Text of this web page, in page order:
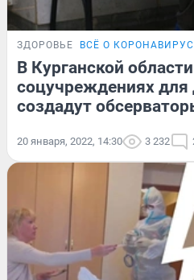
ЗДОРОВЬЕ ВСЁ О
В Курганской
соцучреждениях
создадут
20 января, 2022, 14:30 3 232